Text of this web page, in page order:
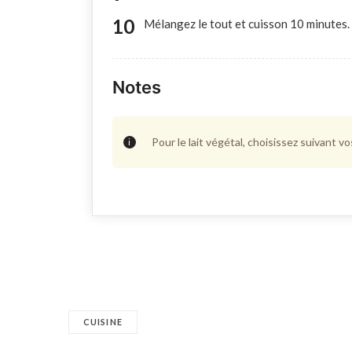
Mélangez le tout et cuisson 10 minutes.
Notes
Pour le lait végétal, choisissez suivant
CUISINE